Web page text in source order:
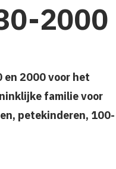
2000
2000 voor het
familie voor
petekinderen, 100-